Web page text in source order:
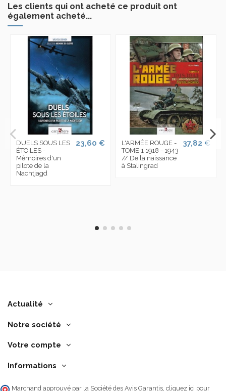
Les clients qui ont acheté ce produit ont
également acheté...
DUELS SOUS LES
ÉTOILES -
Mémoires d'un
pilote de la
Nachtjagd
23,60 €
L'ARMÉE ROUGE -
TOME 1 1918 - 1943
// De la naissance
à Stalingrad
37,82 €
Actualité
Notre société
Votre compte
Informations
Marchand approuvé par la Société des Avis Garantis, cliquez ici pour